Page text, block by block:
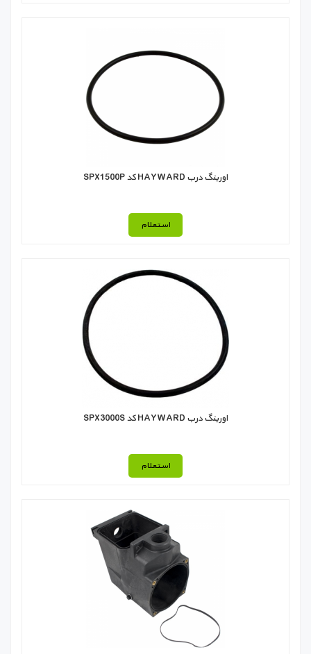
اورینگ درب HAYWARD کد SPX1500P
استعلام
اورینگ درب HAYWARD کد SPX3000S
استعلام